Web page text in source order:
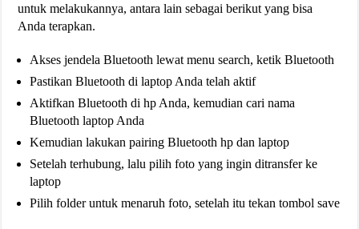
untuk melakukannya, antara lain sebagai berikut yang bisa
Anda terapkan.
Akses jendela Bluetooth lewat menu search, ketik Bluetooth
Pastikan Bluetooth di laptop Anda telah aktif
Aktifkan Bluetooth di hp Anda, kemudian cari nama
Bluetooth laptop Anda
Kemudian lakukan pairing Bluetooth hp dan laptop
Setelah terhubung, lalu pilih foto yang ingin ditransfer ke
laptop
Pilih folder untuk menaruh foto, setelah itu tekan tombol save